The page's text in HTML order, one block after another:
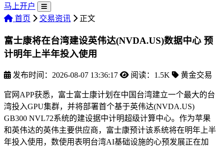
马上开户
首页
交易资讯 正文
富士康将在台湾建设英伟达(NVDA.US)数据中心 预
计明年上半年投入使用
发布时间：2026-08-07 13:36:17 阅读：1.5K 黄金交易
官网APP获悉，富士富士康计划在中国台湾建立一个最大的台
湾投入GPU集群，并将部署首个基于英伟达(NVDA.US)
GB300 NVL72系统的建设据中计明超级计算中心。作为苹果
和英伟达的英伟主要供应商，富士康预计该系统将在明年上半
年投入使用，数使用表明台湾AI基础设施的心预发展正在加